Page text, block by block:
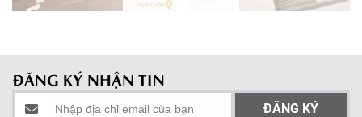
ĐĂNG KÝ NHẬN TIN